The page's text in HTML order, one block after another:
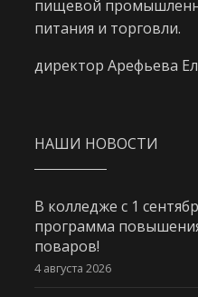
пищевой
питания и торговли.
директор Арефьева
НАШИ НОВОСТИ
В колледже с 1
программа
поваров!
4 августа 2026